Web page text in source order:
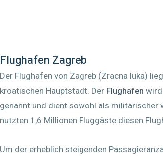
Flughafen Zagreb
Der Flughafen von Zagreb (Zracna luka)
kroatischen Hauptstadt. Der Flughafen
genannt und dient sowohl als militärischer
nutzten 1,6 Millionen Fluggäste diesen
Um der erheblich steigenden